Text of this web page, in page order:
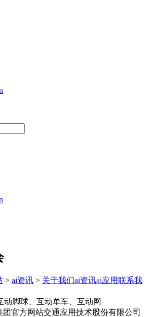
> ai资讯 > 关于我们ai资讯ai应用联系我
动脚球、互动单车、互动网
团官方网站交通应用技术股份有限公司